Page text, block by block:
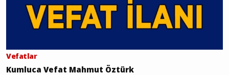
Vefatlar
Kumluca Vefat Mahmut Öztürk